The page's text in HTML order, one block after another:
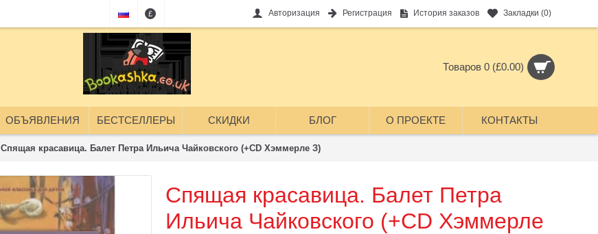
£ Авторизация Регистрация История заказов Закладки (0)
Товаров 0 (£0.00)
ОБЪЯВЛЕНИЯ БЕСТСЕЛЛЕРЫ СКИДКИ БЛОГ О ПРОЕКТЕ КОНТАКТЫ
Спящая красавица. Балет Петра Ильича Чайковского (+CD Хэммерле З)
Спящая красавица. Балет Петра
Ильича Чайковского (+CD Хэммерле